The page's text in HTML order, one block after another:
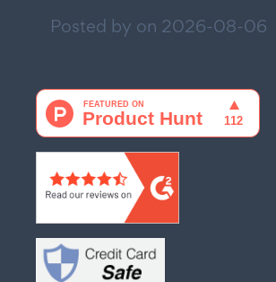
Posted by on 2026-08-06